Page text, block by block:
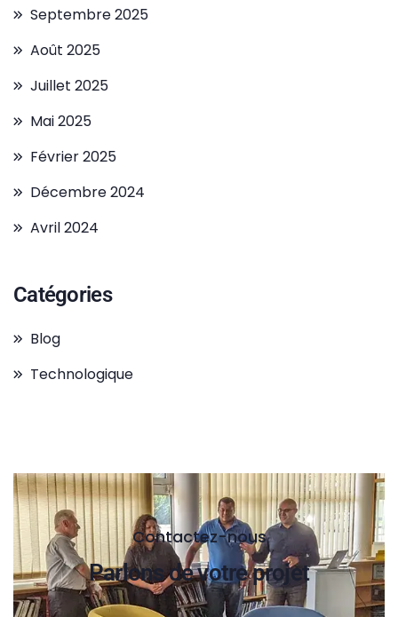
Septembre 2025
Août 2025
Juillet 2025
Mai 2025
Février 2025
Décembre 2024
Avril 2024
Catégories
Blog
Technologique
Contactez-nous
Parlons de votre projet